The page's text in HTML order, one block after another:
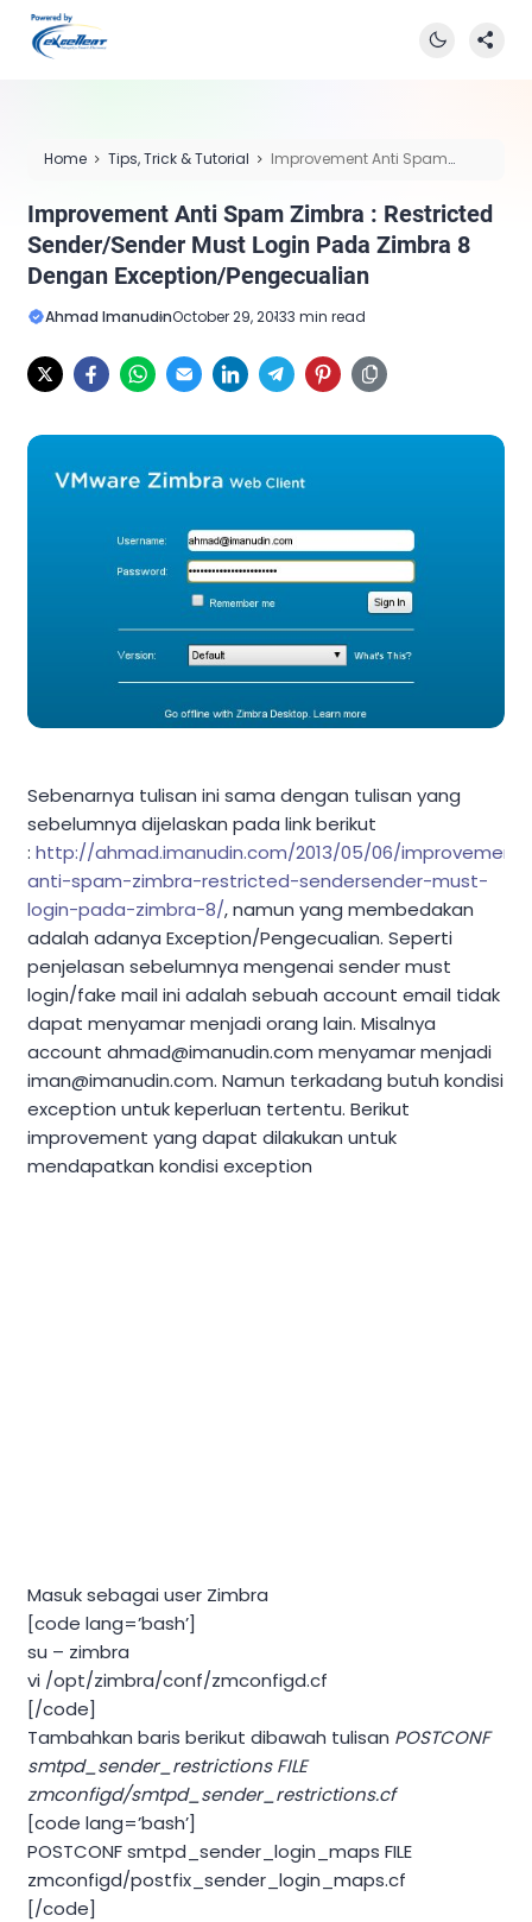
Home Tips, Trick & Tutorial
Improvement Anti Spam
Dengan Exception/Pengecualian
Improvement Anti Spam Zimbra : Restricted
Sender/Sender Must Login Pada Zimbra 8
Dengan Exception/Pengecualian
Ahmad ImanudinOctober 29, 20133 min read
Sebenarnya tulisan ini sama dengan tulisan yang
sebelumnya dijelaskan pada link berikut
: http://ahmad.imanudin.com/2013/05/06/improvement-
anti-spam-zimbra-restricted-sendersender-must-
login-pada-zimbra-8/, namun yang membedakan
adalah adanya Exception/Pengecualian. Seperti
penjelasan sebelumnya mengenai sender must
login/fake mail ini adalah sebuah account email tidak
dapat menyamar menjadi orang lain. Misalnya
account ahmad@imanudin.com menyamar menjadi
iman@imanudin.com. Namun terkadang butuh kondisi
exception untuk keperluan tertentu. Berikut
improvement yang dapat dilakukan untuk
mendapatkan kondisi exception
Masuk sebagai user Zimbra
[code lang=’bash’]
su – zimbra
vi /opt/zimbra/conf/zmconfigd.cf
[/code]
Tambahkan baris berikut dibawah tulisan POSTCONF
smtpd_sender_restrictions FILE
zmconfigd/smtpd_sender_restrictions.cf
[code lang=’bash’]
POSTCONF smtpd_sender_login_maps FILE
zmconfigd/postfix_sender_login_maps.cf
[/code]